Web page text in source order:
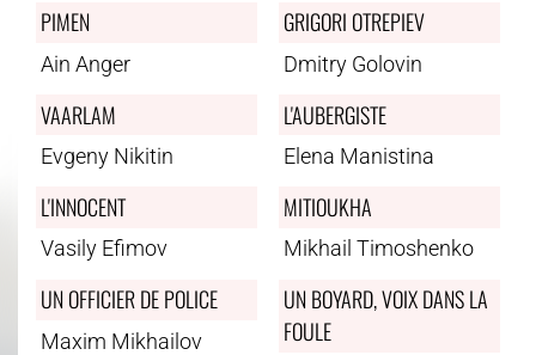
PIMEN
Ain Anger
GRIGORI OTREPIEV
Dmitry Golovin
VAARLAM
Evgeny Nikitin
L'AUBERGISTE
Elena Manistina
L'INNOCENT
Vasily Efimov
MITIOUKHA
Mikhail Timoshenko
UN OFFICIER DE POLICE
Maxim Mikhailov
UN BOYARD, VOIX DANS LA
FOULE